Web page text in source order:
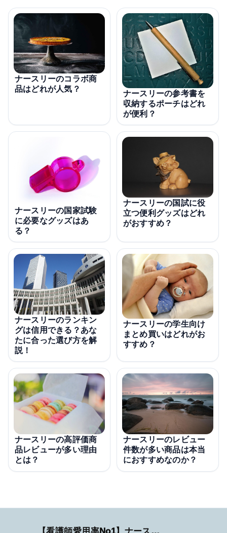
ナースリーのコラボ商
品はどれが人気？
ナースリーの参考書を
収納するポーチはどれ
が便利？
ナースリーの国家試験
に必要なグッズはあ
る？
ナースリーの国試に役
立つ便利グッズはどれ
がおすすめ？
ナースリーのランキン
グは信用できる？あな
たに合った選び方を解
説！
ナースリーの学生向け
まとめ買いはどれがお
すすめ？
ナースリーの高評価商
品レビューが多い理由
とは？
ナースリーのレビュー
件数が多い商品は本当
におすすめなのか？